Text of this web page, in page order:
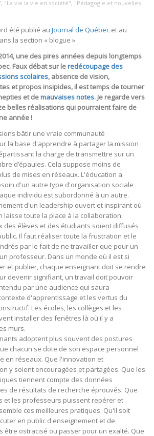
, "La vie la vie en société", "Pédagogie et nouvelles
été publié au Journal de Québec et au
la section « blogue ».
une des pires années depuis longtemps
Faux débat sur leredécoupage des
scolaires, absence de vision,
et propos insipides, il est temps de tourner
et demauvaises notes. Je regarde vers
belles réalisations qui pourraient faire de
année !
bâtir une vraie communauté
la base d'apprendre à partager la mission
la charge de transmettre sur un
d’épaules. Cela suppose moins de
de mises en réseaux. L'éducation a
d'un autre type d'organisation sociale
individu est subordonné à un autre.
d'un leadership ouvert et inspirant où
laisse toute la place à la collaboration.
des élèves et des étudiants soient diffusés
Il faut réaliser toute la frustration et le
par le fait de ne travailler que pour un
professeur. Dans un monde où il est si
et publier, chaque enseignant doit se rendre
devenir signifiant, un travail doit pouvoir
par une audience qui saura
d'apprentissage et les vertus du
Les écoles, les collèges et les
installer des fenêtres là où il y a
murs.
adoptent plus souvent des postures
chacun se dote de son espace personnel
en réseaux. Que l'innovation et
y soient encouragées et partagées. Que les
tiennent compte des données
de résultats de recherche éprouvés. Que
et les professeurs puissent repérer et
ces meilleures pratiques. Qu'il soit
en public d'enseignement et de
être ostracisé ou passer pour un exalté. Que